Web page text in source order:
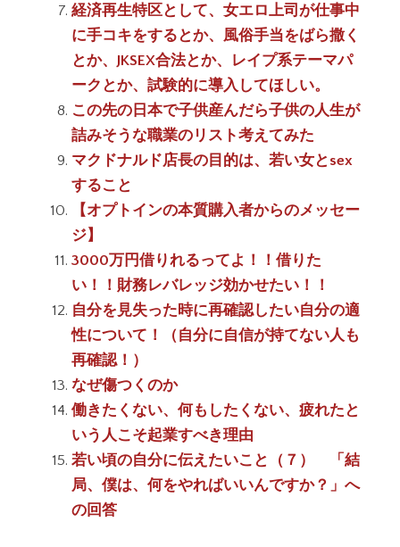
経済再生特区として、女エロ上司が仕事中
に手コキをするとか、風俗手当をばら撒く
とか、JKSEX合法とか、レイプ系テーマパ
ークとか、試験的に導入してほしい。
この先の日本で子供産んだら子供の人生が
詰みそうな職業のリスト考えてみた
マクドナルド店長の目的は、若い女とsex
すること
【オプトインの本質購入者からのメッセー
ジ】
3000万円借りれるってよ！！借りた
い！！財務レバレッジ効かせたい！！
自分を見失った時に再確認したい自分の適
性について！（自分に自信が持てない人も
再確認！）
なぜ傷つくのか
働きたくない、何もしたくない、疲れたと
いう人こそ起業すべき理由
若い頃の自分に伝えたいこと（７） 「結
局、僕は、何をやればいいんですか？」へ
の回答